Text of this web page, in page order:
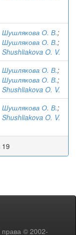
Шушлякова О. В.;
Шушлякова О. В.;
Shushliakova O. V.
Шушлякова О. В.;
Шушлякова О. В.;
Shushliakova O. V.
Шушлякова О. В.;
Shushliakova O. V.
19
права © 2002-